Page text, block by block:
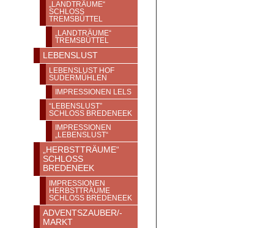
„LANDTRÄUME“
SCHLOSS T
REMSBÜTTEL
„LANDTRÄUME“
TREMSBÜTTEL
LEBENSLUST
LEBENSLUST HOF
SUDERMÜHLEN
IMPRESSIONEN LELS
“LEBENSLUST”
SCHLOSS BREDENEEK
IMPRESSIONEN
„LEBENSLUST“
„HERBSTTRÄUME“
SCHLOSS
BREDENEEK
IMPRESSIONEN
HERBSTTRÄUME
SCHLOSS BREDENEEK
ADVENTSZAUBER/-
MARKT